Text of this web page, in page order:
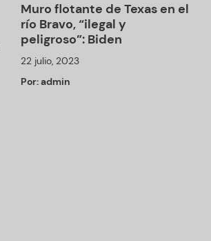
Muro flotante de Texas en el
río Bravo, “ilegal y
peligroso”: Biden
22 julio, 2023
Por:admin